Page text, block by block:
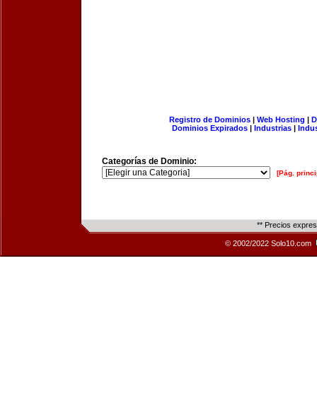
Registro de Dominios| Web Hosting |
Dominios Expirados | Industrias |
Categorías de Dominio:
[Pág.
** Precios
© 2002/2022 Solo10.com